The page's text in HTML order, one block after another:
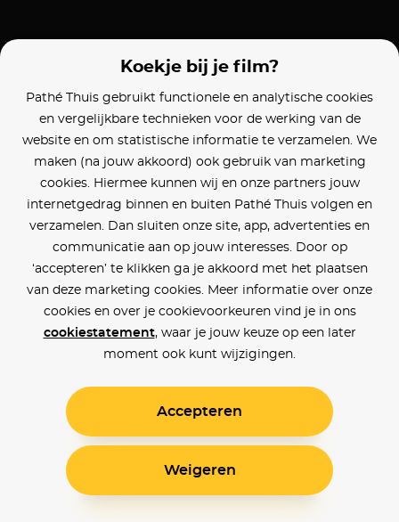
Koekje bij je film?
Pathé Thuis gebruikt functionele en analytische cookies
en vergelijkbare technieken voor de werking van de
website en om statistische informatie te verzamelen. We
maken (na jouw akkoord) ook gebruik van marketing
cookies. Hiermee kunnen wij en onze partners jouw
internetgedrag binnen en buiten Pathé Thuis volgen en
verzamelen. Dan sluiten onze site, app, advertenties en
communicatie aan op jouw interesses. Door op
‘accepteren’ te klikken ga je akkoord met het plaatsen
van deze marketing cookies. Meer informatie over onze
cookies en over je cookievoorkeuren vind je in ons
cookiestatement, waar je jouw keuze op een later
moment ook kunt wijzigingen.
Accepteren
Weigeren